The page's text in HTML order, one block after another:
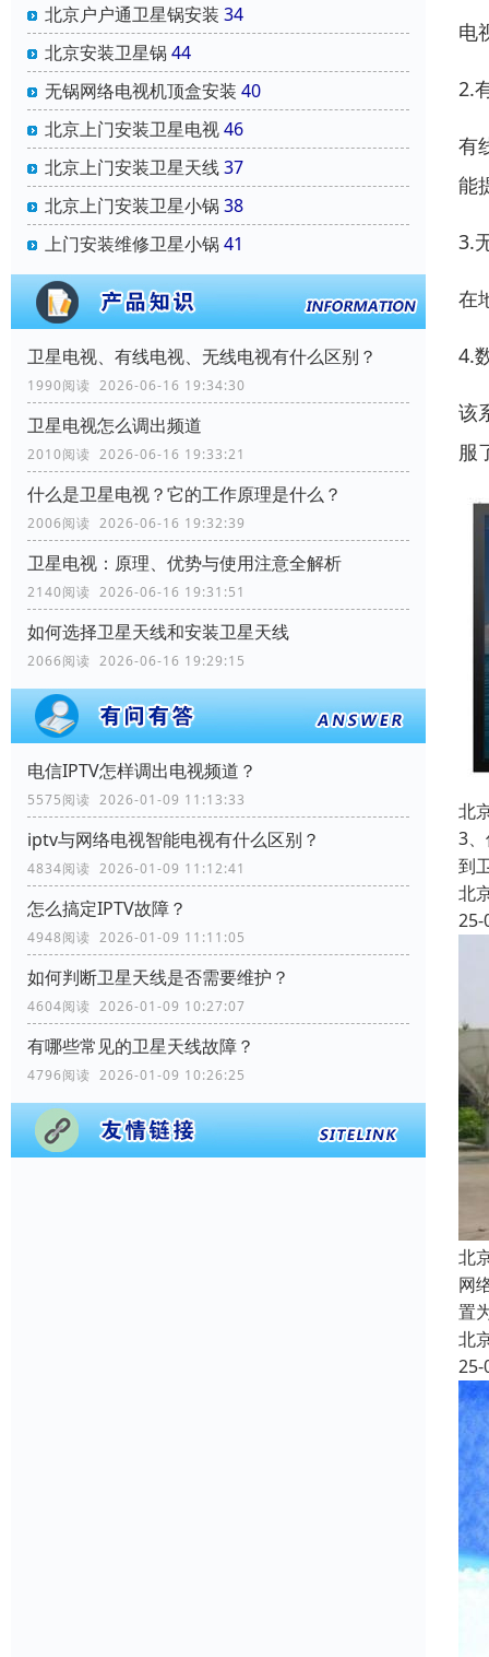
北京户户通卫星锅安装 34
北京安装卫星锅 44
无锅网络电视机顶盒安装 40
北京上门安装卫星电视46
北京上门安装卫星天线37
北京上门安装卫星小锅 38
上门安装维修卫星小锅 41
卫星电视、有线电视、无线电视有什么区别？
1990阅读 2026-06-16 19:34:30
卫星电视怎么调出频道
2010阅读 2026-06-16 19:33:21
什么是卫星电视？它的工作原理是什么？
2006阅读 2026-06-16 19:32:39
卫星电视：原理、优势与使用注意全解析
2140阅读 2026-06-16 19:31:51
如何选择卫星天线和安装卫星天线
2066阅读 2026-06-16 19:29:15
电信IPTV怎样调出电视频道？
5575阅读 2026-01-09 11:13:33
iptv与网络电视智能电视有什么区别？
4834阅读 2026-01-09 11:12:41
怎么搞定IPTV故障？
4948阅读 2026-01-09 11:11:05
如何判断卫星天线是否需要维护？
4604阅读 2026-01-09 10:27:07
有哪些常见的卫星天线故障？
4796阅读 2026-01-09 10:26:25
电
2.
有
能
3.
在
4.
该
服
北
3
到
北
25-
北
网
置
北
25-